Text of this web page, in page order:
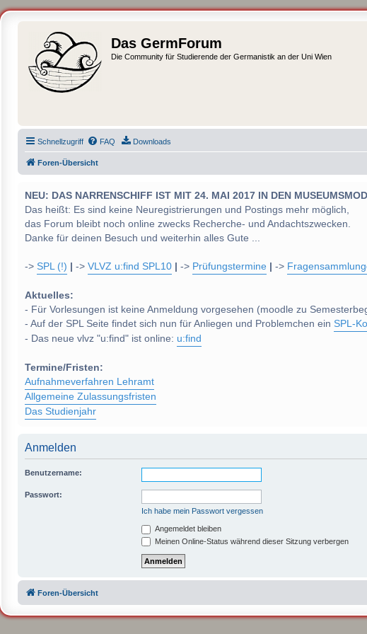
Das GermForum
Die Community für Studierende der Germanistik an der Uni Wien
Schnellzugriff FAQ Downloads
Foren-Übersicht
NEU: DAS NARRENSCHIFF IST MIT 24. MAI 2017 IN DEN
Das heißt: Es sind keine Neuregistrierungen und Postings mehr möglich,
das Forum bleibt noch online zwecks Recherche- und Andachtszwecken.
Danke für deinen Besuch und weiterhin alles Gute ...
-> SPL (!) -> VLVZ u:find SPL10 -> Prüfungstermine ->
Aktuelles:
- Für Vorlesungen ist keine Anmeldung vorgesehen (moodle zu
- Auf der SPL Seite findet sich nun für Anliegen und Problemchen ein SPL-
- Das neue vlvz "u:find" ist online: u:find
Termine/Fristen:
Aufnahmeverfahren Lehramt
Allgemeine Zulassungsfristen
Das Studienjahr
Anmelden
Benutzername:
Passwort:
Ich habe mein Passwort vergessen
Angemeldet bleiben
Meinen Online-Status während dieser Sitzung verbergen
Foren-Übersicht